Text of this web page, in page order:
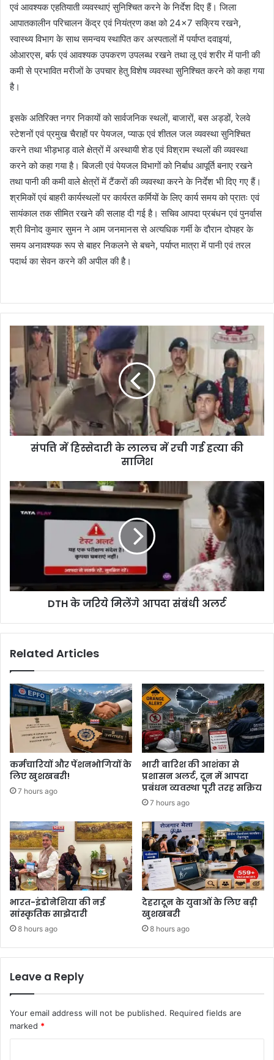
एवं आवश्यक एहतियाती व्यवस्थाएं सुनिश्चित करने के निर्देश दिए हैं। जिला
आपातकालीन परिचालन केंद्र एवं नियंत्रण कक्ष को 24×7 सक्रिय रखने,
स्वास्थ्य विभाग के साथ समन्वय स्थापित कर अस्पतालों में पर्याप्त दवाइयां,
ओआरएस, बर्फ एवं आवश्यक उपकरण उपलब्ध रखने तथा लू एवं शरीर में पानी की
कमी से प्रभावित मरीजों के उपचार हेतु विशेष व्यवस्था सुनिश्चित करने को कहा गया
है।
इसके अतिरिक्त नगर निकायों को सार्वजनिक स्थलों, बाजारों, बस अड्डों, रेलवे
स्टेशनों एवं प्रमुख चैराहों पर पेयजल, प्याऊ एवं शीतल जल व्यवस्था सुनिश्चित
करने तथा भीड़भाड़ वाले क्षेत्रों में अस्थायी शेड एवं विश्राम स्थलों की व्यवस्था
करने को कहा गया है। बिजली एवं पेयजल विभागों को निर्बाध आपूर्ति बनाए रखने
तथा पानी की कमी वाले क्षेत्रों में टैंकरों की व्यवस्था करने के निर्देश भी दिए गए हैं।
श्रमिकों एवं बाहरी कार्यस्थलों पर कार्यरत कर्मियों के लिए कार्य समय को प्रातः एवं
सायंकाल तक सीमित रखने की सलाह दी गई है। सचिव आपदा प्रबंधन एवं पुनर्वास
श्री विनोद कुमार सुमन ने आम जनमानस से अत्यधिक गर्मी के दौरान दोपहर के
समय अनावश्यक रूप से बाहर निकलने से बचने, पर्याप्त मात्रा में पानी एवं तरल
पदार्थ का सेवन करने की अपील की है।
संपत्ति में हिस्सेदारी के लालच में रची गई हत्या की
साजिश
DTH के जरिये मिलेंगे आपदा संबंधी अलर्ट
Related Articles
कर्मचारियों और पेंशनभोगियों के
लिए खुशखबरी!
7 hours ago
भारी बारिश की आशंका से
प्रशासन अलर्ट, दून में आपदा
प्रबंधन व्यवस्था पूरी तरह सक्रिय
7 hours ago
भारत-इंडोनेशिया की नई
सांस्कृतिक साझेदारी
8 hours ago
देहरादून के युवाओं के लिए बड़ी
खुशखबरी
8 hours ago
Leave a Reply
Your email address will not be published. Required fields are
marked *